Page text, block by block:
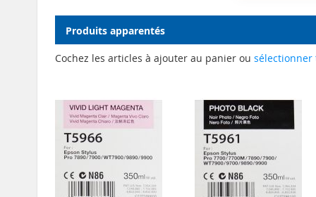
Produits apparentés
Cochez les articles à ajouter au panier ou sélectionner